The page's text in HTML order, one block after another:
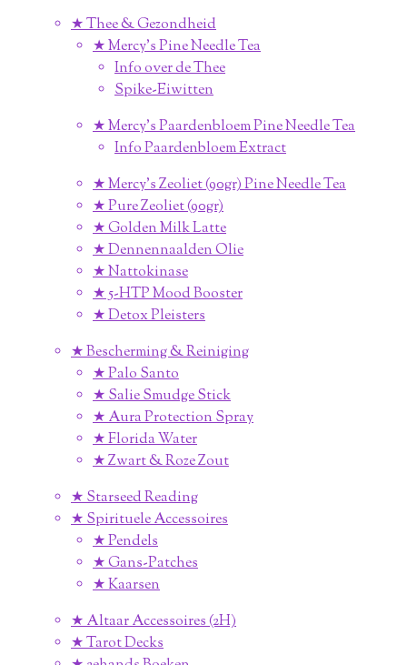
★ Thee & Gezondheid
★ Mercy's Pine Needle Tea
Info over de Thee
Spike-Eiwitten
★ Mercy's Paardenbloem Pine Needle Tea
Info Paardenbloem Extract
★ Mercy's Zeoliet (90gr) Pine Needle Tea
★ Pure Zeoliet (90gr)
★ Golden Milk Latte
★ Dennennaalden Olie
★ Nattokinase
★ 5-HTP Mood Booster
★ Detox Pleisters
★ Bescherming & Reiniging
★ Palo Santo
★ Salie Smudge Stick
★ Aura Protection Spray
★ Florida Water
★ Zwart & Roze Zout
★ Starseed Reading
★ Spirituele Accessoires
★ Pendels
★ Gans-Patches
★ Kaarsen
★ Altaar Accessoires (2H)
★ Tarot Decks